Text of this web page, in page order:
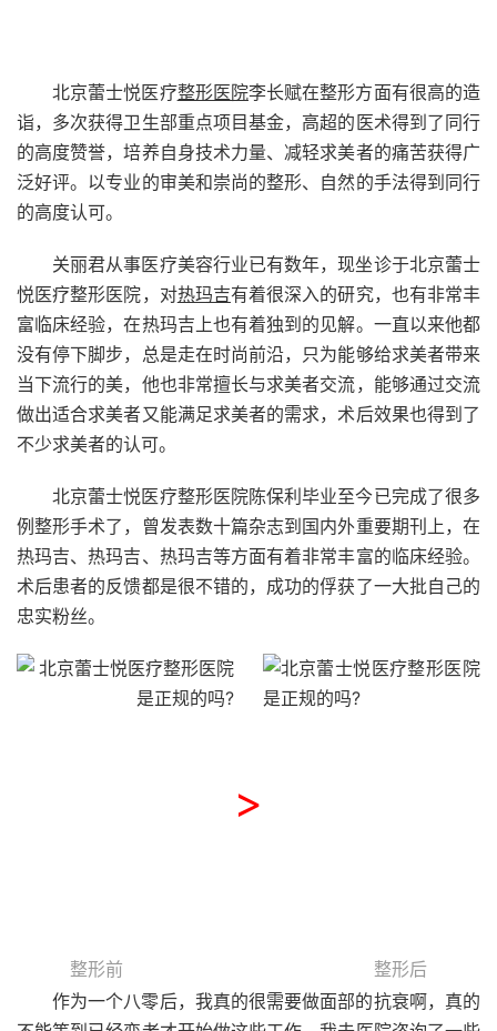
北京蕾士悦医疗整形医院李长赋在整形方面有很高的造
诣，多次获得卫生部重点项目基金，高超的医术得到了同行
的高度赞誉，培养自身技术力量、减轻求美者的痛苦获得广
泛好评。以专业的审美和崇尚的整形、自然的手法得到同行
的高度认可。
关丽君从事医疗美容行业已有数年，现坐诊于北京蕾士
悦医疗整形医院，对热玛吉有着很深入的研究，也有非常丰
富临床经验，在热玛吉上也有着独到的见解。一直以来他都
没有停下脚步，总是走在时尚前沿，只为能够给求美者带来
当下流行的美，他也非常擅长与求美者交流，能够通过交流
做出适合求美者又能满足求美者的需求，术后效果也得到了
不少求美者的认可。
北京蕾士悦医疗整形医院陈保利毕业至今已完成了很多
例整形手术了，曾发表数十篇杂志到国内外重要期刊上，在
热玛吉、热玛吉、热玛吉等方面有着非常丰富的临床经验。
术后患者的反馈都是很不错的，成功的俘获了一大批自己的
忠实粉丝。
整形前
>
整形后
作为一个八零后，我真的很需要做面部的抗衰啊，真的